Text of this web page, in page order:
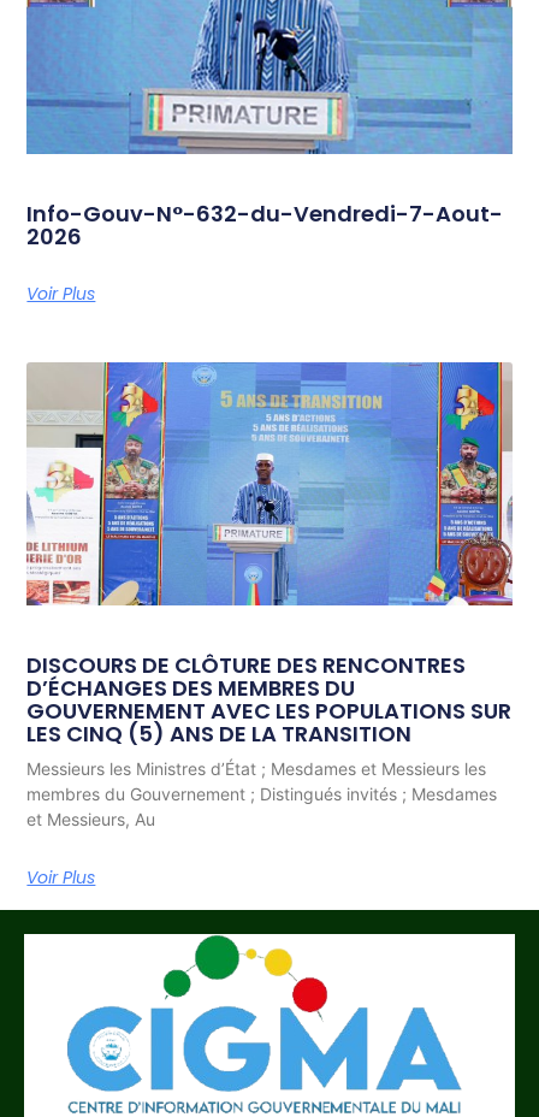
Info-Gouv-N°-632-du-Vendredi-7-Aout-
2026
Voir Plus
DISCOURS DE CLÔTURE DES RENCONTRES
D’ÉCHANGES DES MEMBRES DU
GOUVERNEMENT AVEC LES POPULATIONS SUR
LES CINQ (5) ANS DE LA TRANSITION
Messieurs les Ministres d’État ; Mesdames et Messieurs les
membres du Gouvernement ; Distingués invités ; Mesdames
et Messieurs, Au
Voir Plus